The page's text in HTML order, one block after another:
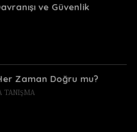
ve Güvenlik
Zaman Doğru mu?
TANIŞMA